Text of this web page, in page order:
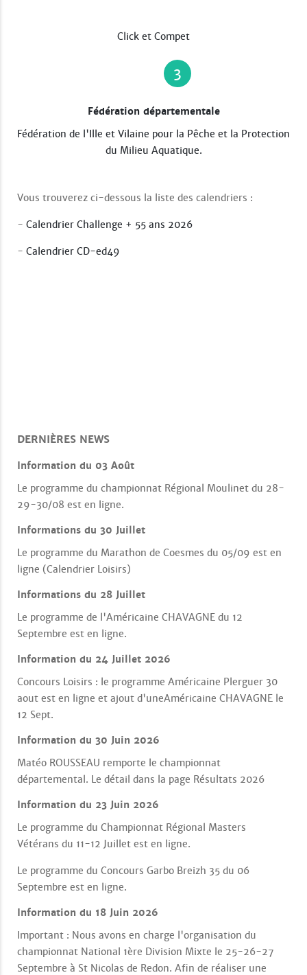
Click et Compet
3
Fédération départementale
Fédération de l'Ille et Vilaine pour la Pêche et la Protection
du Milieu Aquatique.
Vous trouverez ci-dessous la liste des calendriers :
- Calendrier Challenge + 55 ans 2026
- Calendrier CD-ed49
DERNIÈRES NEWS
Information du 03 Août
Le programme du championnat Régional Moulinet du 28-
29-30/08 est en ligne.
Informations du 30 Juillet
Le programme du Marathon de Coesmes du 05/09 est en
ligne (Calendrier Loisirs)
Informations du 28 Juillet
Le programme de l'Américaine CHAVAGNE du 12
Septembre est en ligne.
Information du 24 Juillet 2026
Concours Loisirs : le programme Américaine Plerguer 30
aout est en ligne et ajout d'uneAméricaine CHAVAGNE le
12 Sept.
Information du 30 Juin 2026
Matéo ROUSSEAU remporte le championnat
départemental. Le détail dans la page Résultats 2026
Information du 23 Juin 2026
Le programme du Championnat Régional Masters
Vétérans du 11-12 Juillet est en ligne.
Le programme du Concours Garbo Breizh 35 du 06
Septembre est en ligne.
Information du 18 Juin 2026
Important : Nous avons en charge l'organisation du
championnat National 1ère Division Mixte le 25-26-27
Septembre à St Nicolas de Redon. Afin de réaliser une